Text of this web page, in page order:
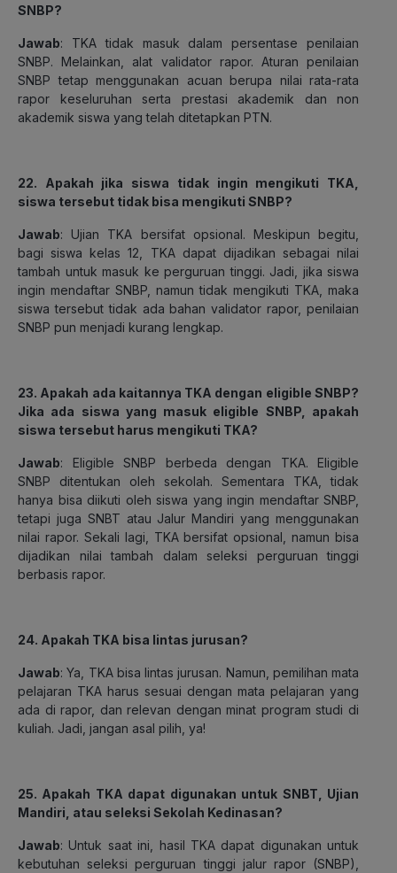
SNBP?
Jawab: TKA tidak masuk dalam persentase penilaian
SNBP. Melainkan, alat validator rapor. Aturan penilaian
SNBP tetap menggunakan acuan berupa nilai rata-rata
rapor keseluruhan serta prestasi akademik dan non
akademik siswa yang telah ditetapkan PTN.
22. Apakah jika siswa tidak ingin mengikuti TKA,
siswa tersebut tidak bisa mengikuti SNBP?
Jawab: Ujian TKA bersifat opsional. Meskipun begitu,
bagi siswa kelas 12, TKA dapat dijadikan sebagai nilai
tambah untuk masuk ke perguruan tinggi. Jadi, jika siswa
ingin mendaftar SNBP, namun tidak mengikuti TKA, maka
siswa tersebut tidak ada bahan validator rapor, penilaian
SNBP pun menjadi kurang lengkap.
23. Apakah ada kaitannya TKA dengan eligible SNBP?
Jika ada siswa yang masuk eligible SNBP, apakah
siswa tersebut harus mengikuti TKA?
Jawab: Eligible SNBP berbeda dengan TKA. Eligible
SNBP ditentukan oleh sekolah. Sementara TKA, tidak
hanya bisa diikuti oleh siswa yang ingin mendaftar SNBP,
tetapi juga SNBT atau Jalur Mandiri yang menggunakan
nilai rapor. Sekali lagi, TKA bersifat opsional, namun bisa
dijadikan nilai tambah dalam seleksi perguruan tinggi
berbasis rapor.
24. Apakah TKA bisa lintas jurusan?
Jawab: Ya, TKA bisa lintas jurusan. Namun, pemilihan mata
pelajaran TKA harus sesuai dengan mata pelajaran yang
ada di rapor, dan relevan dengan minat program studi di
kuliah. Jadi, jangan asal pilih, ya!
25. Apakah TKA dapat digunakan untuk SNBT, Ujian
Mandiri, atau seleksi Sekolah Kedinasan?
Jawab: Untuk saat ini, hasil TKA dapat digunakan untuk
kebutuhan seleksi perguruan tinggi jalur rapor (SNBP),